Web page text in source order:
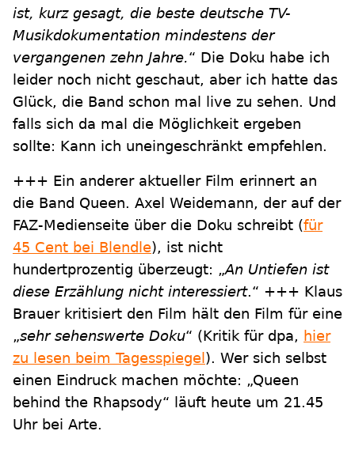
ist, kurz gesagt, die beste deutsche TV-
Musikdokumentation mindestens der
vergangenen zehn Jahre.“ Die Doku habe ich
leider noch nicht geschaut, aber ich hatte das
Glück, die Band schon mal live zu sehen. Und
falls sich da mal die Möglichkeit ergeben
sollte: Kann ich uneingeschränkt empfehlen.
+++ Ein anderer aktueller Film erinnert an
die Band Queen. Axel Weidemann, der auf der
FAZ-Medienseite über die Doku schreibt (für
45 Cent bei Blendle), ist nicht
hundertprozentig überzeugt: „An Untiefen ist
diese Erzählung nicht interessiert.“ +++ Klaus
Brauer kritisiert den Film hält den Film für eine
„sehr sehenswerte Doku“ (Kritik für dpa, hier
zu lesen beim Tagesspiegel ). Wer sich selbst
einen Eindruck machen möchte: „Queen
behind the Rhapsody“ läuft heute um 21.45
Uhr bei Arte.